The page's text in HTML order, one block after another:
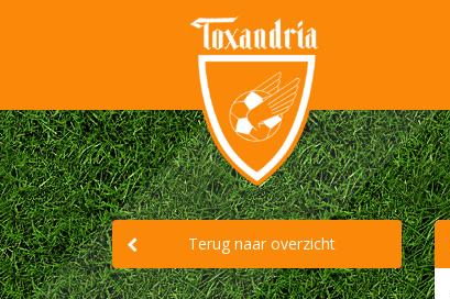
Terug naar overzicht